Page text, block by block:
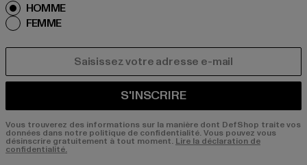
HOMME
FEMME
S'INSCRIRE
Vous trouverez des informations sur la manière dont DefShop traite vos
données dans notre politique de confidentialité. Vous pouvez vous
désinscrire gratuitement à tout moment. Lire la déclaration de
confidentialité.